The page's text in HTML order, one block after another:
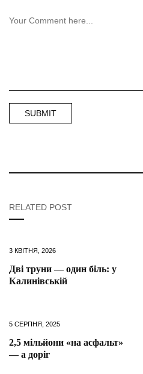
RELATED POST
3 КВІТНЯ, 2026
Дві труни — один біль: у
Калинівській
5 СЕРПНЯ, 2025
2,5 мільйони «на асфальт»
— а доріг